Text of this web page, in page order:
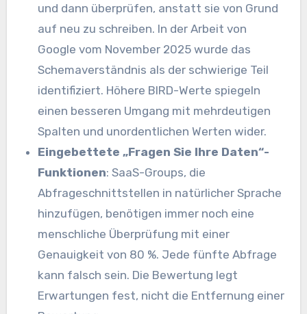
und dann überprüfen, anstatt sie von Grund
auf neu zu schreiben. In der Arbeit von
Google vom November 2025 wurde das
Schemaverständnis als der schwierige Teil
identifiziert. Höhere BIRD-Werte spiegeln
einen besseren Umgang mit mehrdeutigen
Spalten und unordentlichen Werten wider.
Eingebettete „Fragen Sie Ihre Daten“-
Funktionen: SaaS-Groups, die
Abfrageschnittstellen in natürlicher Sprache
hinzufügen, benötigen immer noch eine
menschliche Überprüfung mit einer
Genauigkeit von 80 %. Jede fünfte Abfrage
kann falsch sein. Die Bewertung legt
Erwartungen fest, nicht die Entfernung einer